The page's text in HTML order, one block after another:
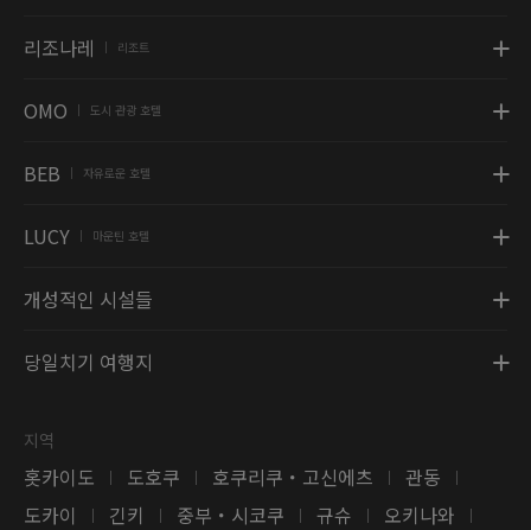
리조나레 리조트
OMO 도시 관광 호텔
BEB 자유로운 호텔
LUCY 마운틴 호텔
개성적인 시설들
당일치기 여행지
지역
홋카이도 | 도호쿠 | 호쿠리쿠・고신에츠 | 관동 |
도카이 | 긴키 | 중부・시코쿠 | 규슈 | 오키나와 |